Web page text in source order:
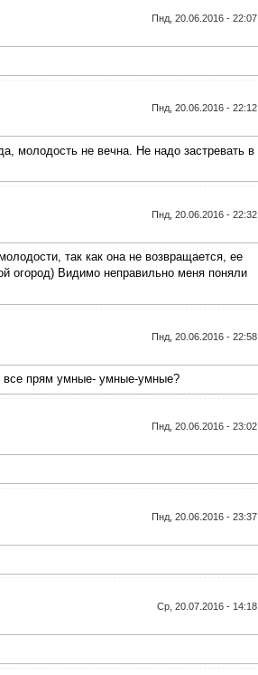
Пнд, 20.06.2016 - 22:07
Пнд, 20.06.2016 - 22:12
молодость не вечна. Не надо застревать в
Пнд, 20.06.2016 - 22:32
так как она не возвращается, ее
огород) Видимо неправильно меня поняли
Пнд, 20.06.2016 - 22:58
все прям умные- умные-умные?
Пнд, 20.06.2016 - 23:02
Пнд, 20.06.2016 - 23:37
Ср, 20.07.2016 - 14:18